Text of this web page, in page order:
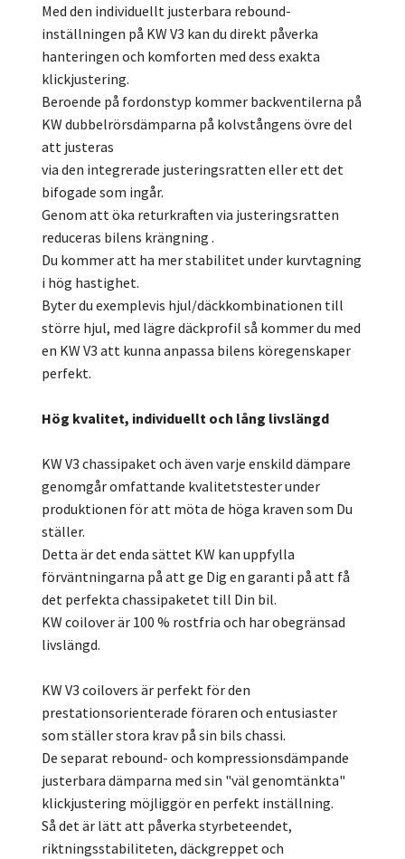
Med den individuellt justerbara rebound-
inställningen på KW V3 kan du direkt påverka
hanteringen och komforten med dess exakta
klickjustering.
Beroende på fordonstyp kommer backventilerna på
KW dubbelrörsdämparna på kolvstångens övre del
att justeras
via den integrerade justeringsratten eller ett det
bifogade som ingår.
Genom att öka returkraften via justeringsratten
reduceras bilens krängning .
Du kommer att ha mer stabilitet under kurvtagning
i hög hastighet.
Byter du exemplevis hjul/däckkombinationen till
större hjul, med lägre däckprofil så kommer du med
en KW V3 att kunna anpassa bilens köregenskaper
perfekt.
Hög kvalitet, individuellt och lång livslängd
KW V3 chassipaket och även varje enskild dämpare
genomgår omfattande kvalitetstester under
produktionen för att möta de höga kraven som Du
ställer.
Detta är det enda sättet KW kan uppfylla
förväntningarna på att ge Dig en garanti på att få
det perfekta chassipaketet till Din bil.
KW coilover är 100 % rostfria och har obegränsad
livslängd.
KW V3 coilovers är perfekt för den
prestationsorienterade föraren och entusiaster
som ställer stora krav på sin bils chassi.
De separat rebound- och kompressionsdämpande
justerbara dämparna med sin "väl genomtänkta"
klickjustering möjliggör en perfekt inställning.
Så det är lätt att påverka styrbeteendet,
riktningsstabiliteten, däckgreppet och